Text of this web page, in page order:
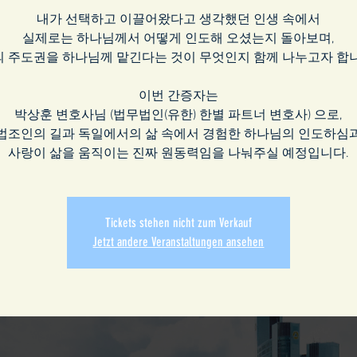
내가 선택하고 이끌어왔다고 생각했던 인생 속에서
실제로는 하나님께서 어떻게 인도해 오셨는지 돌아보며,
주도권을 하나님께 맡긴다는 것이 무엇인지 함께 나누고자 합
이번 간증자는
박상훈 변호사님 (법무법인(유한) 한별 파트너 변호사) 으로,
조인의 길과 독일에서의 삶 속에서 경험한 하나님의 인도하심
사랑이 삶을 움직이는 진짜 원동력임을 나눠주실 예정입니다.
Tickets stehen nicht zum Verkauf
Jetzt andere Veranstaltungen ansehen